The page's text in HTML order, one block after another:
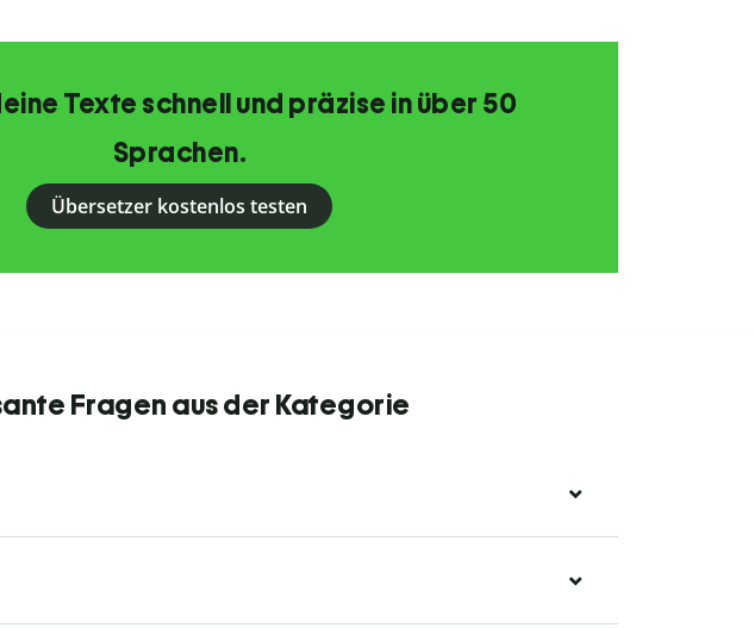
Texte schnell und präzise in über 50
Sprachen.
Übersetzer kostenlos testen
Fragen aus der Kategorie